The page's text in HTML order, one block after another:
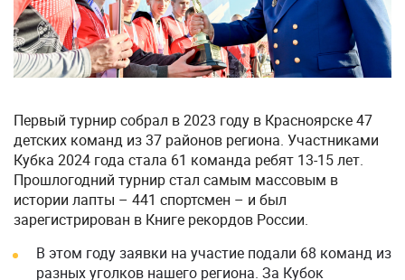
Первый турнир собрал в 2023 году в Красноярске 47
детских команд из 37 районов региона. Участниками
Кубка 2024 года стала 61 команда ребят 13-15 лет.
Прошлогодний турнир стал самым массовым в
истории лапты – 441 спортсмен – и был
зарегистрирован в Книге рекордов России.
В этом году заявки на участие подали 68 команд из
разных уголков нашего региона. За Кубок